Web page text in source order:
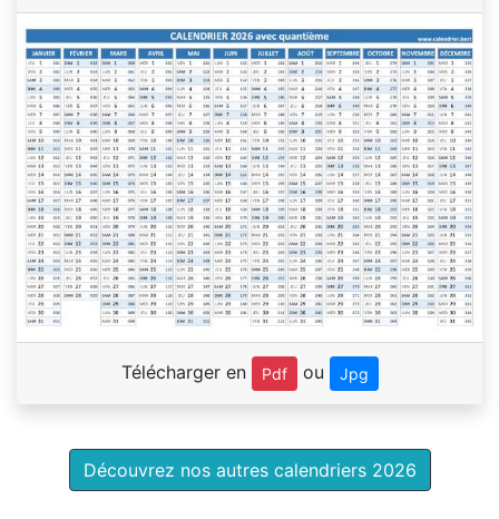
Télécharger en Pdf ou Jpg
Découvrez nos autres calendriers 2026